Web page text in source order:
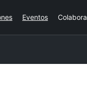
Eventos Colabora